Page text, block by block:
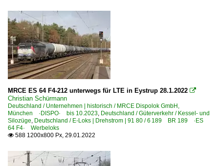
Venlo
E-Loks
BR 1600
Güterverkehr
Containerzüge (Kombinierter Verkehr)
Unternehmen
ERS Railways B.V., Rotterdam ·ERSR·
Rail Force One B.V. ·RRL·RFO·
MRCE ES 64 F4-212 unterwegs für LTE in Eystrup 28.1.2022 
Christian Schürmann
Deutschland / Unternehmen | historisch / MRCE Dispolok GmbH,
München ·DISPO· bis 10.2023, Deutschland / Güterverkehr / Kessel- und
Silozüge, Deutschland / E-Loks | Drehstrom | 91 80 / 6 189 BR 189 ·ES
64 F4· Werbeloks
 588 1200x800 Px, 29.01.2022